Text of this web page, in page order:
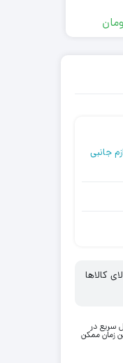
جانبی
کالاها
سریع در
زمان ممکن